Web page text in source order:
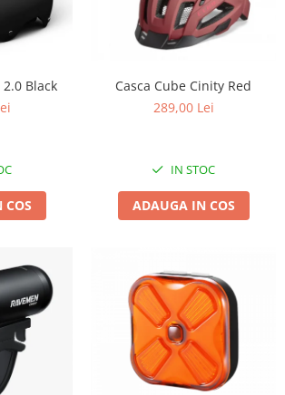
Black
Casca Cube Cinity Red
289,00 Lei
IN STOC
ADAUGA IN COS